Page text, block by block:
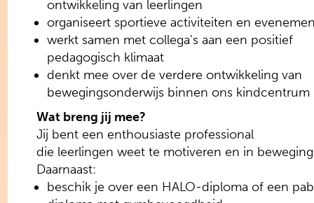
ontwikkeling van leerlingen
organiseert sportieve activiteiten en
werkt samen met collega's aan een positief
pedagogisch klimaat
denkt mee over de verdere ontwikkeling van
bewegingsonderwijs binnen ons kindcentrum
Wat breng jij mee?
Jij bent een enthousiaste professional
die leerlingen weet te motiveren en in
Daarnaast:
beschik je over een HALO-diploma of een